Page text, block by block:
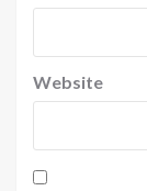
Website